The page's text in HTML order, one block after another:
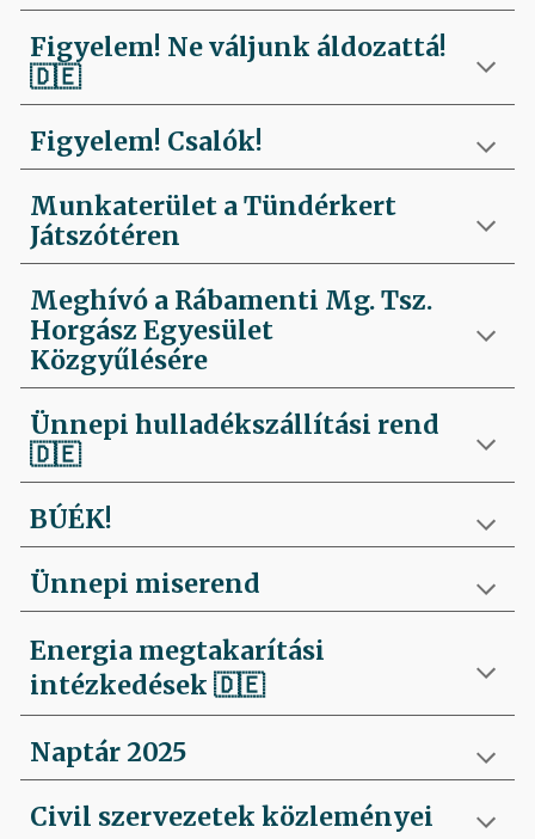
Figyelem! Ne váljunk áldozattá!
🇩🇪
Figyelem! Csalók!
Munkaterület a Tündérkert
Játszótéren
Meghívó a Rábamenti Mg. Tsz.
Horgász Egyesület
Közgyűlésére
Ünnepi hulladékszállítási rend
🇩🇪
BÚÉK!
Ünnepi miserend
Energia megtakarítási
intézkedések🇩🇪
Naptár 2025
Civil szervezetek közleményei